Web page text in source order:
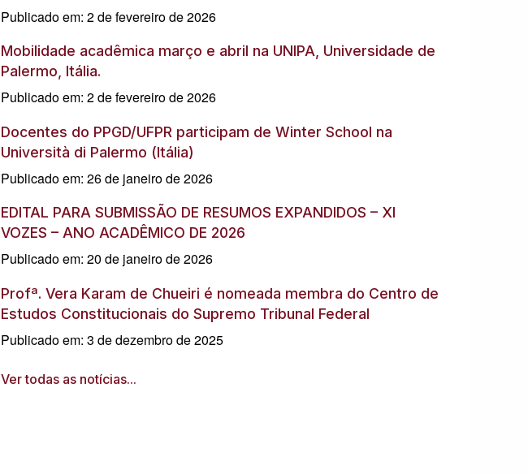
Publicado em: 2 de fevereiro de 2026
Mobilidade acadêmica março e abril na UNIPA, Universidade de
Palermo, Itália.
Publicado em: 2 de fevereiro de 2026
Docentes do PPGD/UFPR participam de Winter School na
Università di Palermo (Itália)
Publicado em: 26 de janeiro de 2026
EDITAL PARA SUBMISSÃO DE RESUMOS EXPANDIDOS – XI
VOZES – ANO ACADÊMICO DE 2026
Publicado em: 20 de janeiro de 2026
Profª. Vera Karam de Chueiri é nomeada membra do Centro de
Estudos Constitucionais do Supremo Tribunal Federal
Publicado em: 3 de dezembro de 2025
Ver todas as notícias...